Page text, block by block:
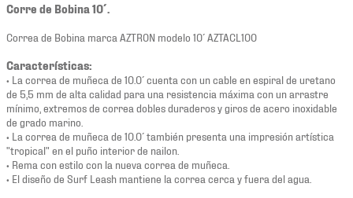
Corre de Bobina 10´.
Correa de Bobina marca AZTRON modelo 10´ AZTACL100
Características:
• La correa de muñeca de 10.0´ cuenta con un cable en espiral de uretano
de 5,5 mm de alta calidad para una resistencia máxima con un arrastre
mínimo, extremos de correa dobles duraderos y giros de acero inoxidable
de grado marino.
• La correa de muñeca de 10.0´ también presenta una impresión artística
"tropical" en el puño interior de nailon.
• Rema con estilo con la nueva correa de muñeca.
• El diseño de Surf Leash mantiene la correa cerca y fuera del agua.